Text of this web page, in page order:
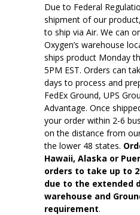
Due to Federal
shipment of our
to ship via Air. We can
Oxygen’s warehouse
ships product Monday
5PM EST. Orders can
days to process and
FedEx Ground, UPS
Advantage. Once
your order within 2-6
on the distance from
the lower 48 states.
Hawaii, Alaska or
orders to take up to
due to the extended
warehouse and
requirement.